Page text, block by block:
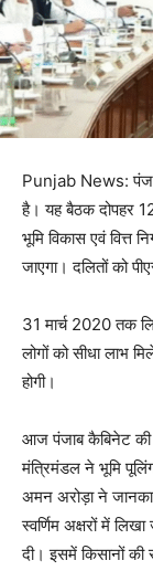
Punjab News:
है। यह बैठक दोपहर
भूमि विकास एवं वित्त
जाएगा। दलितों को
31 मार्च 2020 तक
लोगों को सीधा लाभ
होगी।
आज पंजाब कैबिनेट की
मंत्रिमंडल ने भूमि
अमन अरोड़ा ने
स्वर्णिम अक्षरों में
दी। इसमें किसानों की